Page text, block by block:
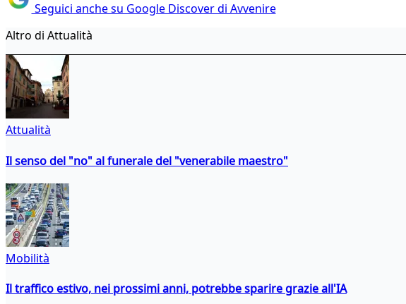
Seguici anche su Google Discover di Avvenire
Altro di Attualità
Attualità
Il senso del "no" al funerale del "venerabile maestro"
Mobilità
Il traffico estivo, nei prossimi anni, potrebbe sparire grazie all'IA